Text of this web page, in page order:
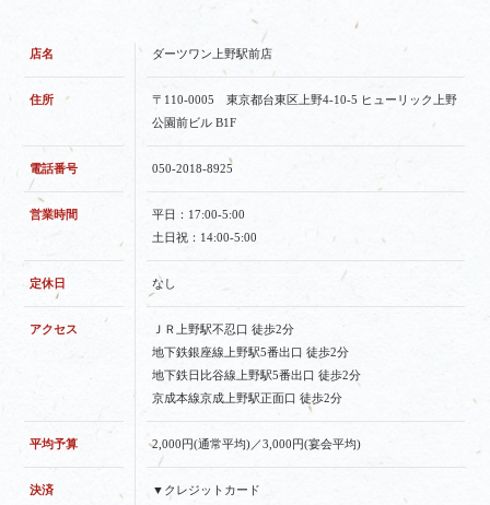
店名 ダーツワン上野駅前店
住所
〒110-0005 東京都台東区上野4-10-5 ヒューリック上野
公園前ビル B1F
電話番号 050-2018-8925
営業時間
平日：17:00-5:00
土日祝：14:00-5:00
定休日 なし
アクセス
ＪＲ上野駅不忍口 徒歩2分
地下鉄銀座線上野駅5番出口 徒歩2分
地下鉄日比谷線上野駅5番出口 徒歩2分
京成本線京成上野駅正面口 徒歩2分
平均予算 2,000円(通常平均)／3,000円(宴会平均)
決済
▼クレジットカード